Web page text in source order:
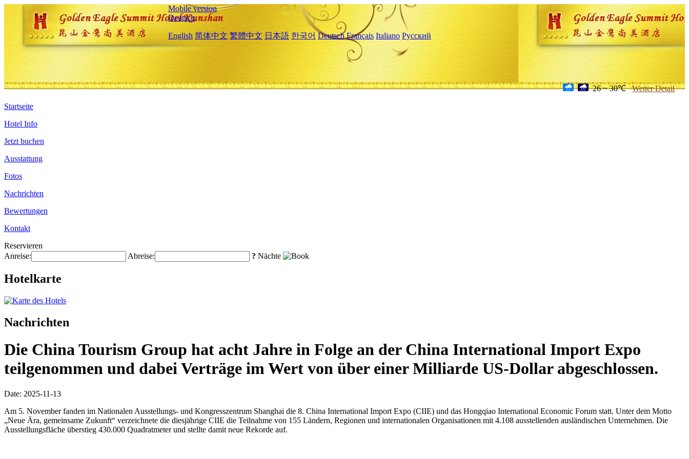
Mobile version
Deutsch
English 简体中文 繁體中文 日本語 한국어 Deutsch Français Italiano Русский
26 ~ 30℃ Wetter Detail
Startseite
Hotel Info
Jetzt buchen
Ausstattung
Fotos
Nachrichten
Bewertungen
Kontakt
Reservieren
Anreise:
Abreise: ? Nächte
Hotelkarte
Nachrichten
Die China Tourism Group hat acht Jahre in Folge an der China International Import Expo
teilgenommen und dabei Verträge im Wert von über einer Milliarde US-Dollar abgeschlossen.
Date: 2025-11-13
Am 5. November fanden im Nationalen Ausstellungs- und Kongresszentrum Shanghai die 8. China International Import Expo (CIIE) und das Hongqiao International Economic Forum statt. Unter dem Motto
„Neue Ära, gemeinsame Zukunft“ verzeichnete die diesjährige CIIE die Teilnahme von 155 Ländern, Regionen und internationalen Organisationen mit 4.108 ausstellenden ausländischen Unternehmen. Die
Ausstellungsfläche überstieg 430.000 Quadratmeter und stellte damit neue Rekorde auf.